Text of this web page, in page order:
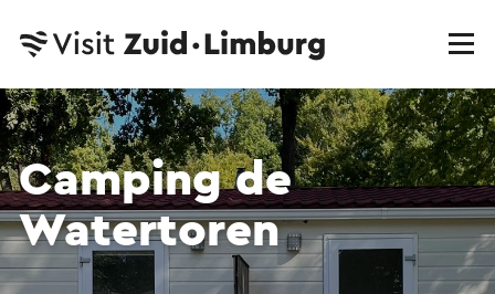
Camping de
Watertoren